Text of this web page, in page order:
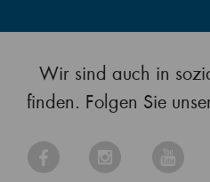
Wir sind auch in
finden. Folgen Sie